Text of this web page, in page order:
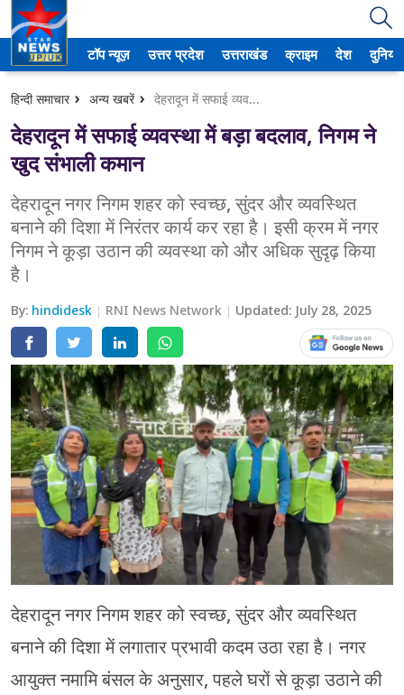
टॉप न्यूज़ उत्तर प्रदेश उत्तराखंड क्राइम देश दुनिया
हिन्दी समाचार अन्य खबरें देहरादून में सफाई व्यवस्था में बड़ा बदलाव, निगम ने खुद संभाली कमान
देहरादून में सफाई व्यवस्था में बड़ा बदलाव, निगम ने
खुद संभाली कमान
देहरादून नगर निगम शहर को स्वच्छ, सुंदर और व्यवस्थित
बनाने की दिशा में निरंतर कार्य कर रहा है। इसी क्रम में नगर
निगम ने कूड़ा उठान की व्यवस्था को और अधिक सुदृढ़ किया
है।
By: hindidesk RNI News Network Updated: July 28, 2025
देहरादून नगर निगम शहर को स्वच्छ, सुंदर और व्यवस्थित
बनाने की दिशा में लगातार प्रभावी कदम उठा रहा है। नगर
आयुक्त नमामि बंसल के अनुसार, पहले घरों से कूड़ा उठाने की
उत्तर प्रदेश
आगरा
कानपुर
प्रयागराज
लखनऊ
उत्तराखंड
अल्मोड़ा
चंपावत
चमोली
देहरादून
नैनीताल
हरिद्वार